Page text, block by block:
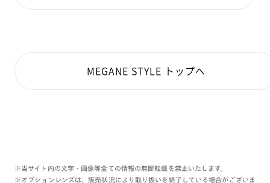
MEGANE STYLE トップへ
※当サイト内の文字・画像等全ての情報の無断転載を禁止いたします。
※オプションレンズは、販売状況により取り扱いを終了している場合がございま